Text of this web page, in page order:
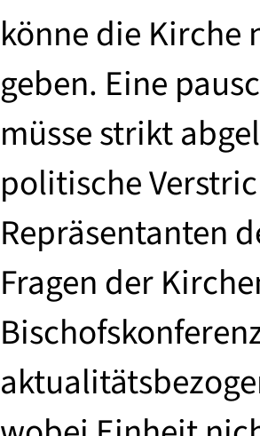
könne die
geben. Eine
müsse strikt
politische
Repräsentanten
Fragen der